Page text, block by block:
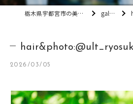
栃木県宇都宮市の美容室ult gallery
2026/03/05